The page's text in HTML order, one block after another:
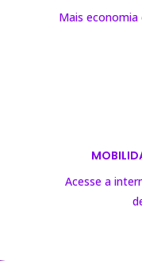
Mais economia
Acesse a